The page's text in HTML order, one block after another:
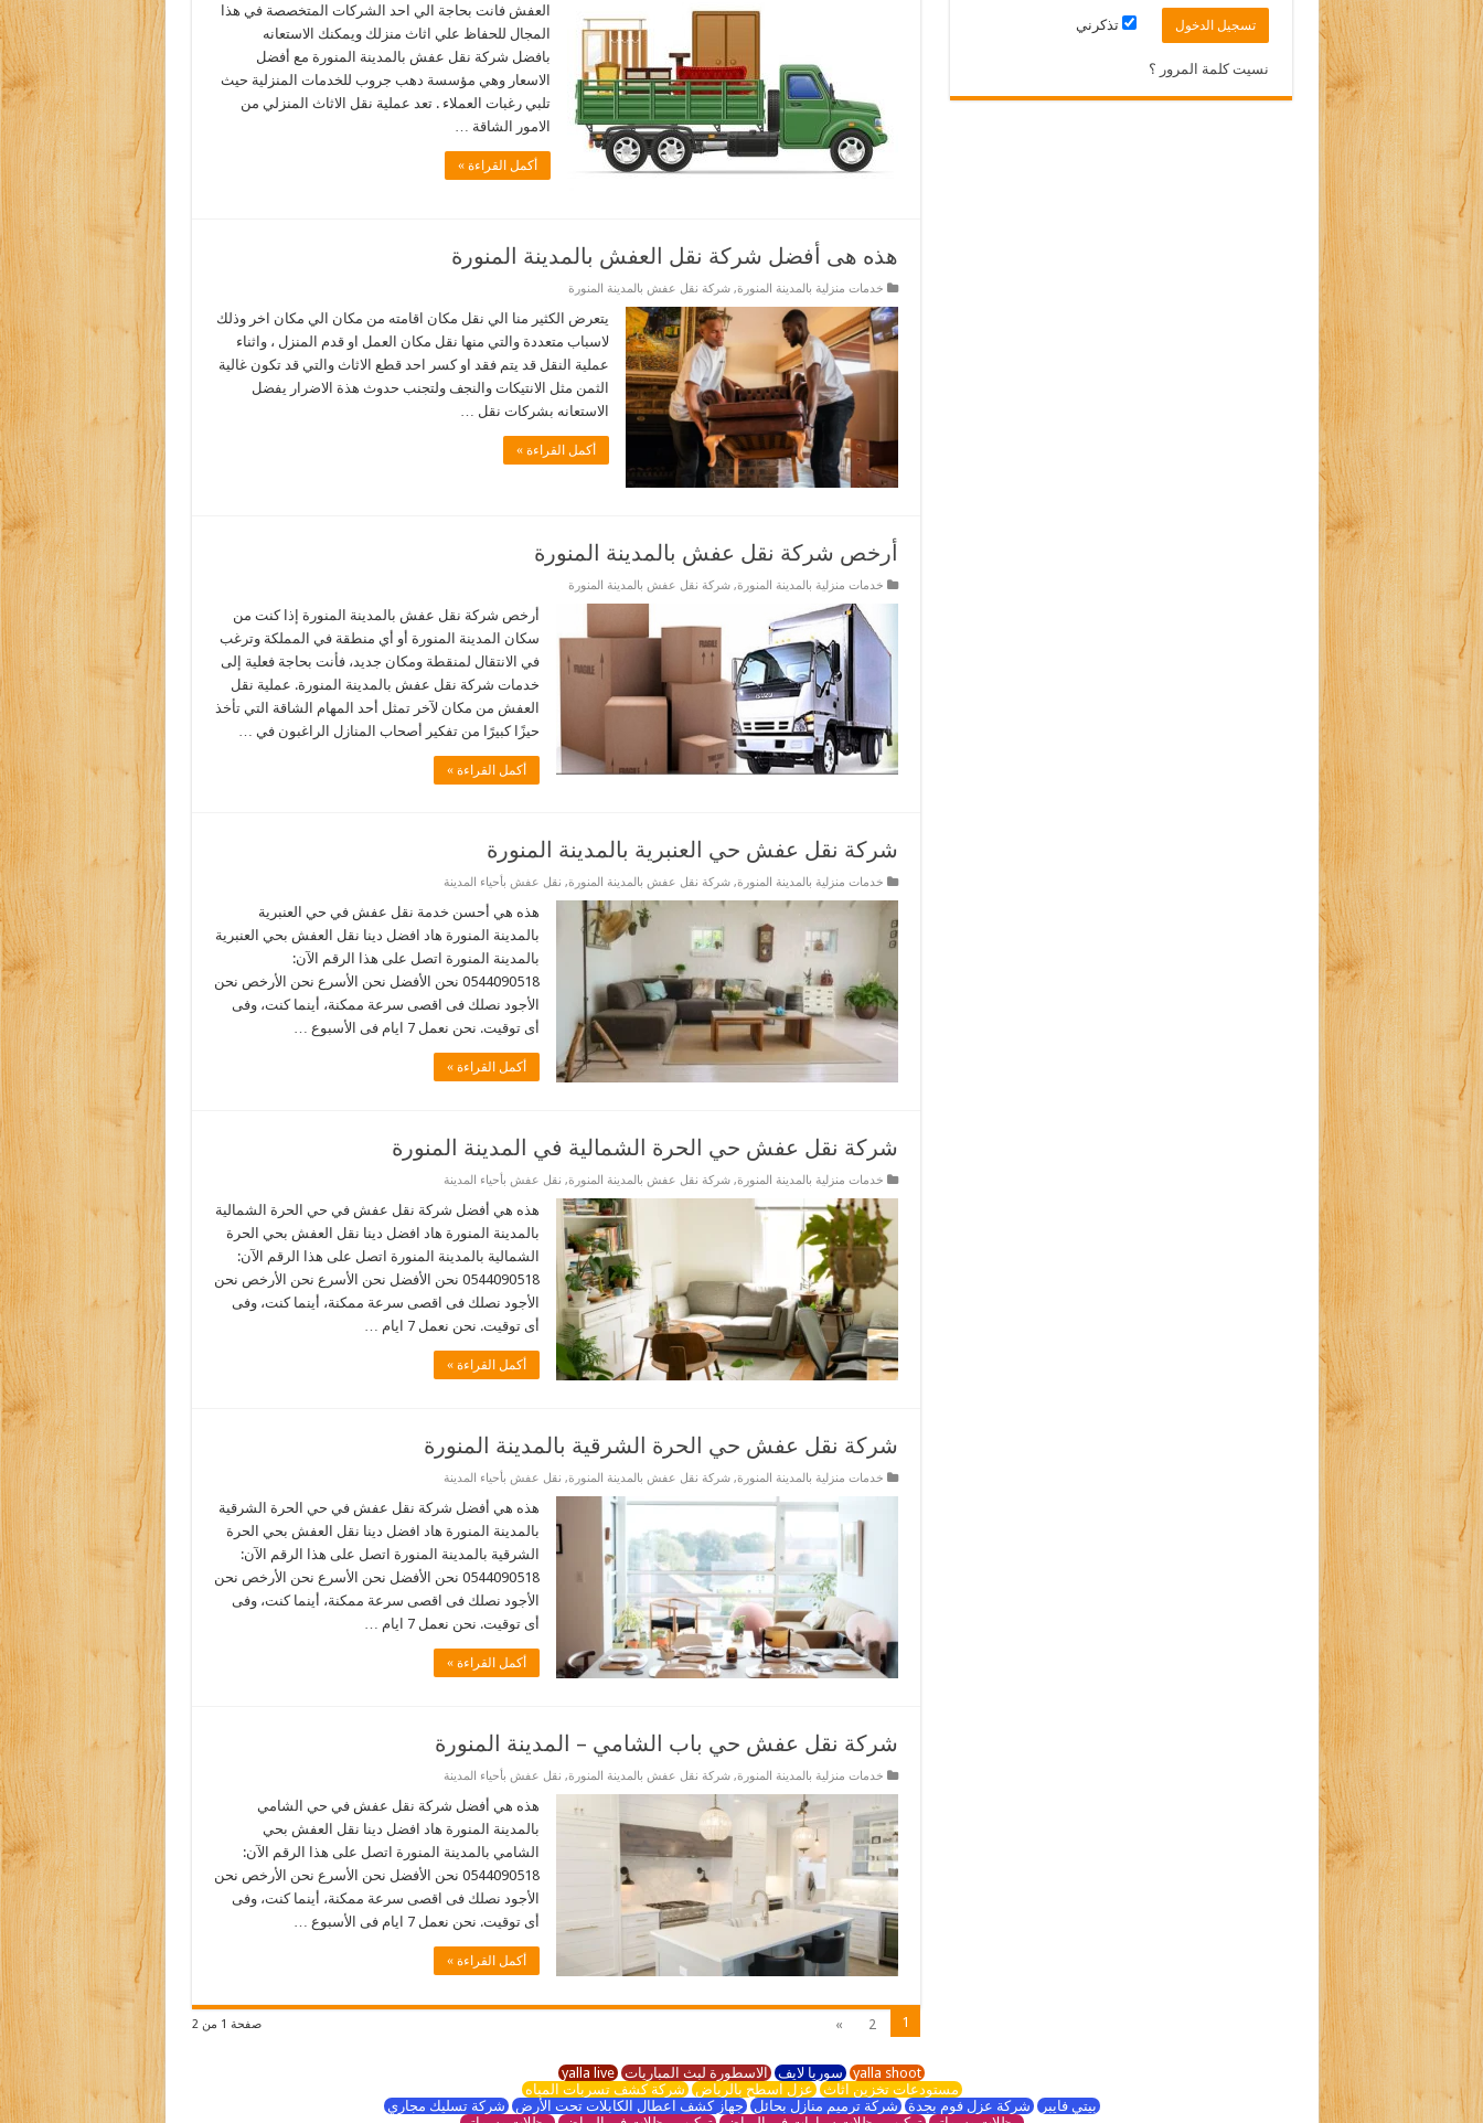
العفش فانت بحاجة الي احد الشركات المتخصصة في هذا
المجال للحفاظ علي اثاث منزلك ويمكنك الاستعانه
بافضل شركة نقل عفش بالمدينة المنورة مع أفضل
الاسعار وهي مؤسسة دهب جروب للخدمات المنزلية حيث
تلبي رغبات العملاء . تعد عملية نقل الاثاث المنزلي من
الامور الشاقة …
أكمل القراءة »
هذه هى أفضل شركة نقل العفش بالمدينة المنورة
خدمات منزلية بالمدينة المنورة,شركة نقل عفش بالمدينة المنورة
يتعرض الكثير منا الي نقل مكان اقامته من مكان الي مكان اخر وذلك
لاسباب متعددة والتي منها نقل مكان العمل او قدم المنزل ، واثناء
عملية النقل قد يتم فقد او كسر احد قطع الاثاث والتي قد تكون غالية
الثمن مثل الانتيكات والنجف ولتجنب حدوث هذة الاضرار يفضل
الاستعانه بشركات نقل …
أكمل القراءة »
أرخص شركة نقل عفش بالمدينة المنورة
خدمات منزلية بالمدينة المنورة,شركة نقل عفش بالمدينة المنورة
أرخص شركة نقل عفش بالمدينة المنورة إذا كنت من
سكان المدينة المنورة أو أي منطقة في المملكة وترغب
في الانتقال لمنقطة ومكان جديد، فأنت بحاجة فعلية إلى
خدمات شركة نقل عفش بالمدينة المنورة. عملية نقل
العفش من مكان لآخر تمثل أحد المهام الشاقة التي تأخذ
حيزًا كبيرًا من تفكير أصحاب المنازل الراغبون في …
أكمل القراءة »
شركة نقل عفش حي العنبرية بالمدينة المنورة
خدمات منزلية بالمدينة المنورة,شركة نقل عفش بالمدينة المنورة, نقل عفش بأحياء المدينة
هذه هي أحسن خدمة نقل عفش في حي العنبرية
بالمدينة المنورة هاد افضل دينا نقل العفش بحي العنبرية
بالمدينة المنورة اتصل على هذا الرقم الآن:
0544090518 نحن الأفضل نحن الأسرع نحن الأرخص نحن
الأجود نصلك فى اقصى سرعة ممكنة، أينما كنت، وفى
أى توقيت. نحن نعمل 7 ايام فى الأسبوع …
أكمل القراءة »
شركة نقل عفش حي الحرة الشمالية في المدينة المنورة
خدمات منزلية بالمدينة المنورة,شركة نقل عفش بالمدينة المنورة, نقل عفش بأحياء المدينة
هذه هي أفضل شركة نقل عفش في حي الحرة الشمالية
بالمدينة المنورة هاد افضل دينا نقل العفش بحي الحرة
الشمالية بالمدينة المنورة اتصل على هذا الرقم الآن:
0544090518 نحن الأفضل نحن الأسرع نحن الأرخص نحن
الأجود نصلك فى اقصى سرعة ممكنة، أينما كنت، وفى
أى توقيت. نحن نعمل 7 ايام …
أكمل القراءة »
شركة نقل عفش حي الحرة الشرقية بالمدينة المنورة
خدمات منزلية بالمدينة المنورة,شركة نقل عفش بالمدينة المنورة, نقل عفش بأحياء المدينة
هذه هي أفضل شركة نقل عفش في حي الحرة الشرقية
بالمدينة المنورة هاد افضل دينا نقل العفش بحي الحرة
الشرقية بالمدينة المنورة اتصل على هذا الرقم الآن:
0544090518 نحن الأفضل نحن الأسرع نحن الأرخص نحن
الأجود نصلك فى اقصى سرعة ممكنة، أينما كنت، وفى
أى توقيت. نحن نعمل 7 ايام …
أكمل القراءة »
شركة نقل عفش حي باب الشامي – المدينة المنورة
خدمات منزلية بالمدينة المنورة,شركة نقل عفش بالمدينة المنورة, نقل عفش بأحياء المدينة
هذه هي أفضل شركة نقل عفش في حي الشامي
بالمدينة المنورة هاد افضل دينا نقل العفش بحي
الشامي بالمدينة المنورة اتصل على هذا الرقم الآن:
0544090518 نحن الأفضل نحن الأسرع نحن الأرخص نحن
الأجود نصلك فى اقصى سرعة ممكنة، أينما كنت، وفى
أى توقيت. نحن نعمل 7 ايام فى الأسبوع …
أكمل القراءة »
صفحة 1 من 2 1
2
»
تذكرني
نسيت كلمة المرور ؟
yalla shoot سوريا لايف الاسطورة لبث المباريات yalla live
مستودعات تخزين اثاث عزل اسطح بالرياض شركة كشف تسربات المياه
بيتي فايبر شركة عزل فوم بجدة شركة ترميم منازل بحائل جهاز كشف اعطال الكابلات تحت الأرض شركة تسليك مجاري